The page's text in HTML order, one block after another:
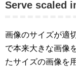
Serve scaled
画像のサイズが適
で本来大きな画像
たサイズの画像を